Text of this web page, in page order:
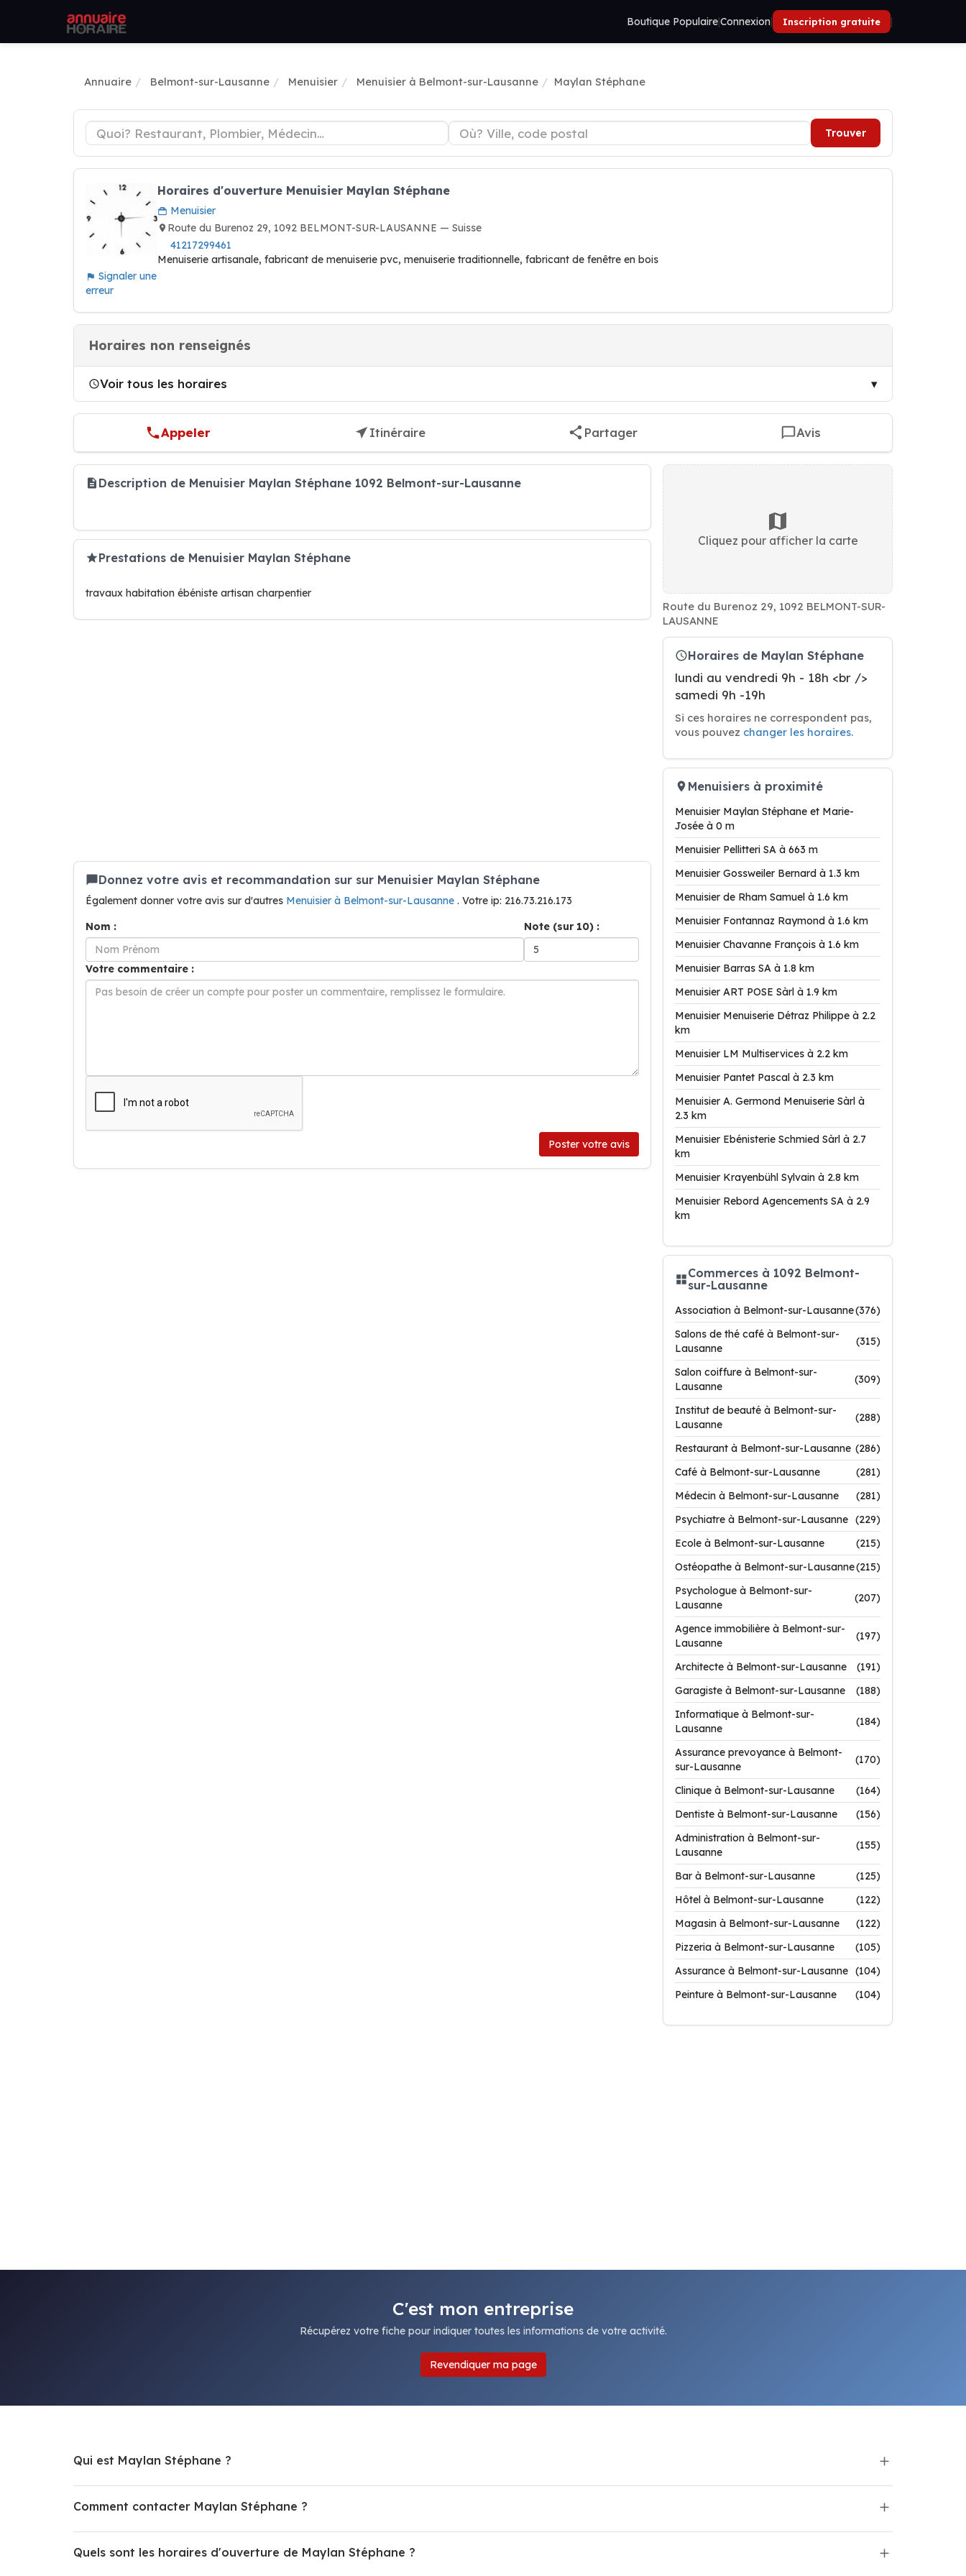
Boutique Populaire|Connexion| Inscription gratuite |
Annuaire Belmont-sur-Lausanne Menuisier Menuisier à Belmont-sur-Lausanne Maylan Stéphane
Trouver
Signaler une
erreur
Horaires d'ouverture Menuisier Maylan Stéphane
Menuisier
Route du Burenoz 29, 1092 BELMONT-SUR-LAUSANNE — Suisse
41217299461
Menuiserie artisanale, fabricant de menuiserie pvc, menuiserie traditionnelle, fabricant de fenêtre en bois
Horaires non renseignés
Voir tous les horaires
Appeler Itinéraire Partager Avis
Description de Menuisier Maylan Stéphane 1092 Belmont-sur-Lausanne
Prestations de Menuisier Maylan Stéphane
travaux habitation ébéniste artisan charpentier
Donnez votre avis et recommandation sur sur Menuisier Maylan Stéphane
Également donner votre avis sur d'autres Menuisier à Belmont-sur-Lausanne . Votre ip: 216.73.216.173
Nom :
Note (sur 10) :
Votre commentaire :
Poster votre avis
Cliquez pour afficher la carte
Route du Burenoz 29, 1092 BELMONT-SUR-
LAUSANNE
Horaires de Maylan Stéphane
lundi au vendredi 9h - 18h <br />
samedi 9h -19h
Si ces horaires ne correspondent pas,
vous pouvez changer les horaires.
Menuisiers à proximité
Menuisier Maylan Stéphane et Marie-
Josée à 0 m
Menuisier Pellitteri SA à 663 m
Menuisier Gossweiler Bernard à 1.3 km
Menuisier de Rham Samuel à 1.6 km
Menuisier Fontannaz Raymond à 1.6 km
Menuisier Chavanne François à 1.6 km
Menuisier Barras SA à 1.8 km
Menuisier ART POSE Sàrl à 1.9 km
Menuisier Menuiserie Détraz Philippe à 2.2
km
Menuisier LM Multiservices à 2.2 km
Menuisier Pantet Pascal à 2.3 km
Menuisier A. Germond Menuiserie Sàrl à
2.3 km
Menuisier Ebénisterie Schmied Sàrl à 2.7
km
Menuisier Krayenbühl Sylvain à 2.8 km
Menuisier Rebord Agencements SA à 2.9
km
Commerces à 1092 Belmont-
sur-Lausanne
Association à Belmont-sur-Lausanne(376)
Salons de thé café à Belmont-sur-
Lausanne
(315)
Salon coiffure à Belmont-sur-
Lausanne
(309)
Institut de beauté à Belmont-sur-
Lausanne
(288)
Restaurant à Belmont-sur-Lausanne (286)
Café à Belmont-sur-Lausanne
(281)
Médecin à Belmont-sur-Lausanne
(281)
Psychiatre à Belmont-sur-Lausanne (229)
Ecole à Belmont-sur-Lausanne
(215)
Ostéopathe à Belmont-sur-Lausanne(215)
Psychologue à Belmont-sur-
Lausanne
(207)
Agence immobilière à Belmont-sur-
Lausanne
(197)
Architecte à Belmont-sur-Lausanne
(191)
Garagiste à Belmont-sur-Lausanne
(188)
Informatique à Belmont-sur-
Lausanne
(184)
Assurance prevoyance à Belmont-
sur-Lausanne
(170)
Clinique à Belmont-sur-Lausanne
(164)
Dentiste à Belmont-sur-Lausanne
(156)
Administration à Belmont-sur-
Lausanne
(155)
Bar à Belmont-sur-Lausanne
(125)
Hôtel à Belmont-sur-Lausanne
(122)
Magasin à Belmont-sur-Lausanne
(122)
Pizzeria à Belmont-sur-Lausanne
(105)
Assurance à Belmont-sur-Lausanne (104)
Peinture à Belmont-sur-Lausanne
(104)
C'est mon entreprise
Récupérez votre fiche pour indiquer toutes les informations de votre activité.
Revendiquer ma page
Qui est Maylan Stéphane ?
Comment contacter Maylan Stéphane ?
Quels sont les horaires d'ouverture de Maylan Stéphane ?